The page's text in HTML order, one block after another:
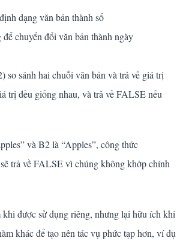
dạng văn bản thành số
chuyển đổi văn bản thành ngày
so sánh hai chuỗi văn bản và trả về giá trị
trị đều giống nhau, và trả về FALSE nếu
và B2 là “Apples”, công thức
trả về FALSE vì chúng không khớp chính
được sử dụng riêng, nhưng lại hữu ích khi
khác để tạo nên tác vụ phức tạp hơn, ví dụ